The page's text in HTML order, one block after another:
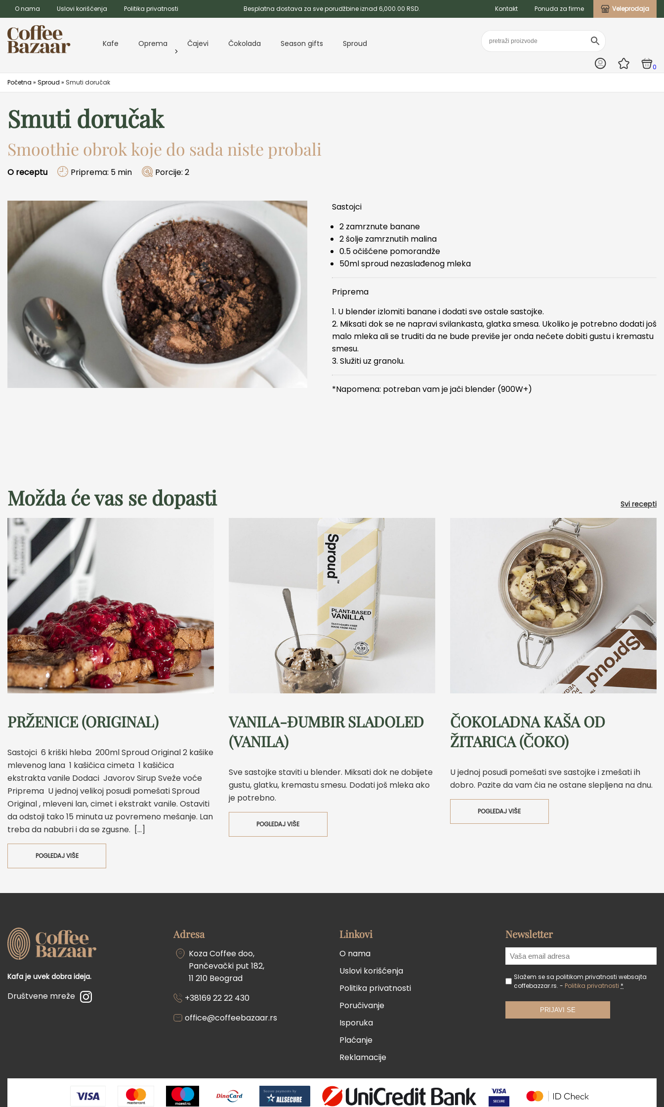
O nama Uslovi korišćenja Politika privatnosti Besplatna dostava za sve porudžbine iznad 6,000.00 RSD. Kontakt Ponuda za firme Veleprodaja
Kafe Oprema Čajevi Čokolada Season gifts Sproud
0
Početna » Sproud » Smuti doručak
Smuti doručak
Smoothie obrok koje do sada niste probali
O receptu Priprema: 5 min Porcije: 2
Sastojci
2 zamrznute banane
2 šolje zamrznutih malina
0.5 očišćene pomorandže
50ml sproud nezaslađenog mleka
Priprema
1. U blender izlomiti banane i dodati sve ostale sastojke.
2. Miksati dok se ne napravi svilankasta, glatka smesa. Ukoliko je potrebno dodati još
malo mleka ali se truditi da ne bude previše jer onda nećete dobiti gustu i kremastu
smesu.
3. Služiti uz granolu.
*Napomena: potreban vam je jači blender (900W+)
Možda će vas se dopasti
PRŽENICE (ORIGINAL)
Sastojci 6 kriški hleba 200ml Sproud Original 2 kašike
mlevenog lana 1 kašičica cimeta 1 kašičica
ekstrakta vanile Dodaci Javorov Sirup Sveže voće
Priprema U jednoj velikoj posudi pomešati Sproud
Original , mleveni lan, cimet i ekstrakt vanile. Ostaviti
da odstoji tako 15 minuta uz povremeno mešanje. Lan
treba da nabubri i da se zgusne. […]
POGLEDAJ VIŠE
VANILA-ĐUMBIR SLADOLED
(VANILA)
Sve sastojke staviti u blender. Miksati dok ne dobijete
gustu, glatku, kremastu smesu. Dodati još mleka ako
je potrebno.
POGLEDAJ VIŠE
ČOKOLADNA KAŠA OD
ŽITARICA (ČOKO)
U jednoj posudi pomešati sve sastojke i zmešati ih
dobro. Pazite da vam čia ne ostane slepljena na dnu.
POGLEDAJ VIŠE
Svi recepti
Kafa je uvek dobra ideja.
Društvene mreže
Adresa
Koza Coffee doo,
Pančevački put 182,
11 210 Beograd
+38169 22 22 430
office@coffeebazaar.rs
Linkovi
O nama
Uslovi korišćenja
Politika privatnosti
Poručivanje
Isporuka
Plaćanje
Reklamacije
Newsletter
Slažem se sa politikom privatnosti websajta
coffebazzar.rs. - Politika privatnosti *